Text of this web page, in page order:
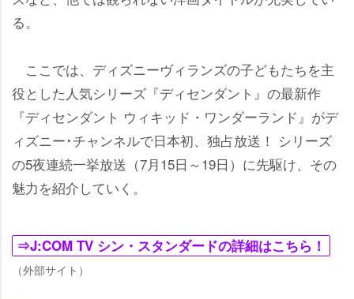
る。
ここでは、ディズニーヴィランズの子どもたちを主
役とした人気シリーズ『ディセンダント』の最新作
『ディセンダント ウィキッド・ワンダーランド』がデ
ィズニー･チャンネルで日本初、独占放送！ シリーズ
の5夜連続一挙放送（7月15日～19日）に先駆け、その
魅力を紹介していく。
⇒J:COM TV シン・スタンダードの詳細はこちら！
（外部サイト）